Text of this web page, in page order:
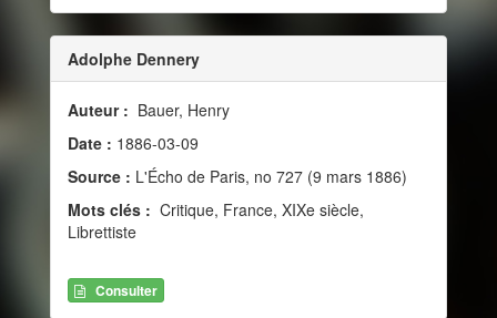
Adolphe Dennery
Auteur : Bauer, Henry
Date : 1886-03-09
Source : L'Écho de Paris, no 727 (9 mars 1886)
Mots clés : Critique, France, XIXe siècle,
Librettiste
Consulter